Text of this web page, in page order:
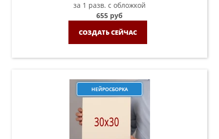
за 1 разв. с обложкой
655 руб
СОЗДАТЬ СЕЙЧАС
НЕЙРОСБОРКА